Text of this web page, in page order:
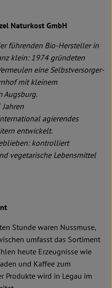
Naturkost GmbH
führenden Bio-Hersteller in
klein: 1974 gründeten
eine Selbstversorger-
mit kleinem
Augsburg.
agierendes
entwickelt.
kontrolliert
vegetarische Lebensmittel
Stunde waren Nussmuse,
umfasst das Sortiment
heute Erzeugnisse wie
und Kaffee zum
Produkte wird in Legau im